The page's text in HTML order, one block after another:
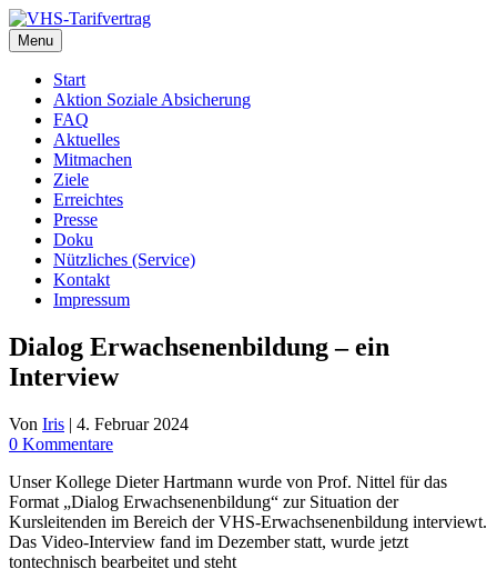
Zum
Inhalt
springen
Menu
Start
Aktion Soziale Absicherung
FAQ
Aktuelles
Mitmachen
Ziele
Erreichtes
Presse
Doku
Nützliches (Service)
Kontakt
Impressum
Dialog Erwachsenenbildung – ein
Interview
Von Iris | 4. Februar 2024
0 Kommentare
Unser Kollege Dieter Hartmann wurde von Prof. Nittel für das
Format „Dialog Erwachsenenbildung“ zur Situation der
Kursleitenden im Bereich der VHS-Erwachsenenbildung interviewt.
Das Video-Interview fand im Dezember statt, wurde jetzt
tontechnisch bearbeitet und steht